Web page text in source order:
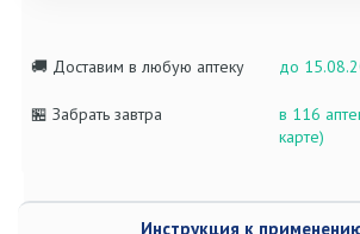
🚚 Доставим в любую аптеку до
🏪 Забрать завтра
в 116
карте)
Инструкция к